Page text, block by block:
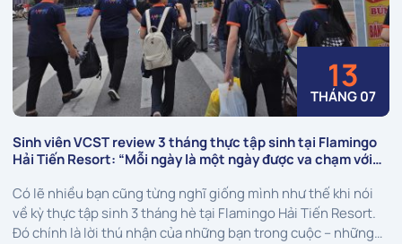
13
THÁNG 07
Sinh viên VCST review 3 tháng thực tập sinh tại Flamingo
Hải Tiến Resort: “Mỗi ngày là một ngày được va chạm với
Có lẽ nhiều bạn cũng từng nghĩ giống mình như thế khi nói
về kỳ thực tập sinh 3 tháng hè tại Flamingo Hải Tiến Resort.
Đó chính là lời thú nhận của những bạn trong cuộc – những